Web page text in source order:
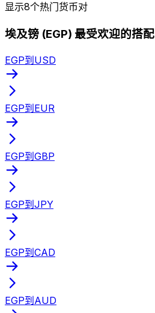
显示8个热门货币对
埃及镑 (EGP) 最受欢迎的搭配
EGP到USD
EGP到EUR
EGP到GBP
EGP到JPY
EGP到CAD
EGP到AUD